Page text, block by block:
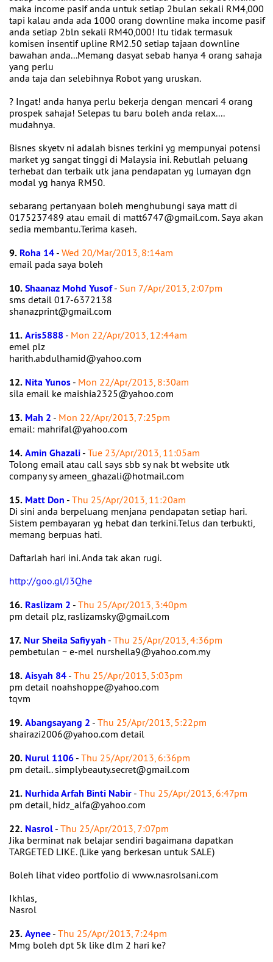
maka income pasif anda untuk setiap 2bulan sekali RM4,000
tapi kalau anda ada 1000 orang downline maka income pasif
anda setiap 2bln sekali RM40,000! Itu tidak termasuk
komisen insentif upline RM2.50 setiap tajaan downline
bawahan anda...Memang dasyat sebab hanya 4 orang sahaja
yang perlu
anda taja dan selebihnya Robot yang uruskan.
? Ingat! anda hanya perlu bekerja dengan mencari 4 orang
prospek sahaja! Selepas tu baru boleh anda relax....
mudahnya.
Bisnes skyetv ni adalah bisnes terkini yg mempunyai potensi
market yg sangat tinggi di Malaysia ini. Rebutlah peluang
terhebat dan terbaik utk jana pendapatan yg lumayan dgn
modal yg hanya RM50.
sebarang pertanyaan boleh menghubungi saya matt di
0175237489 atau email di matt6747@gmail.com. Saya akan
sedia membantu.Terima kaseh.
9. Roha 14 - Wed 20/Mar/2013, 8:14am
email pada saya boleh
10.Shaanaz Mohd Yusof- Sun 7/Apr/2013, 2:07pm
sms detail 017-6372138
shanazprint@gmail.com
11.Aris5888 - Mon 22/Apr/2013, 12:44am
emel plz
harith.abdulhamid@yahoo.com
12. Nita Yunos - Mon 22/Apr/2013, 8:30am
sila email ke maishia2325@yahoo.com
13. Mah 2 - Mon 22/Apr/2013, 7:25pm
email: mahrifal@yahoo.com
14.Amin Ghazali - Tue 23/Apr/2013, 11:05am
Tolong email atau call says sbb sy nak bt website utk
company sy ameen_ghazali@hotmail.com
15. Matt Don - Thu 25/Apr/2013, 11:20am
Di sini anda berpeluang menjana pendapatan setiap hari.
Sistem pembayaran yg hebat dan terkini.Telus dan terbukti,
memang berpuas hati.
Daftarlah hari ini. Anda tak akan rugi.
http://goo.gl/J3Qhe
16. Raslizam 2 - Thu 25/Apr/2013, 3:40pm
pm detail plz, raslizamsky@gmail.com
17. Nur Sheila Safiyyah - Thu 25/Apr/2013, 4:36pm
pembetulan ~ e-mel nursheila9@yahoo.com.my
18.Aisyah 84 - Thu 25/Apr/2013, 5:03pm
pm detail noahshoppe@yahoo.com
tqvm
19.Abangsayang 2 - Thu 25/Apr/2013, 5:22pm
shairazi2006@yahoo.com detail
20. Nurul 1106 - Thu 25/Apr/2013, 6:36pm
pm detail.. simplybeauty.secret@gmail.com
21. Nurhida Arfah Binti Nabir - Thu 25/Apr/2013, 6:47pm
pm detail, hidz_alfa@yahoo.com
22. Nasrol - Thu 25/Apr/2013, 7:07pm
Jika berminat nak belajar sendiri bagaimana dapatkan
TARGETED LIKE. (Like yang berkesan untuk SALE)
Boleh lihat video portfolio di www.nasrolsani.com
Ikhlas,
Nasrol
23.Aynee - Thu 25/Apr/2013, 7:24pm
Mmg boleh dpt 5k like dlm 2 hari ke?